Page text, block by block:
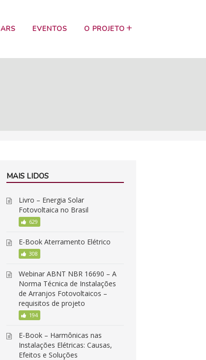
EVENTOS O PROJETO
MAIS LIDOS
Livro – Energia Solar
Fotovoltaica no Brasil
629
E-Book Aterramento Elétrico
308
Webinar ABNT NBR 16690 – A
Norma Técnica de Instalações
de Arranjos Fotovoltaicos –
requisitos de projeto
194
E-Book – Harmônicas nas
Instalações Elétricas: Causas,
Efeitos e Soluções